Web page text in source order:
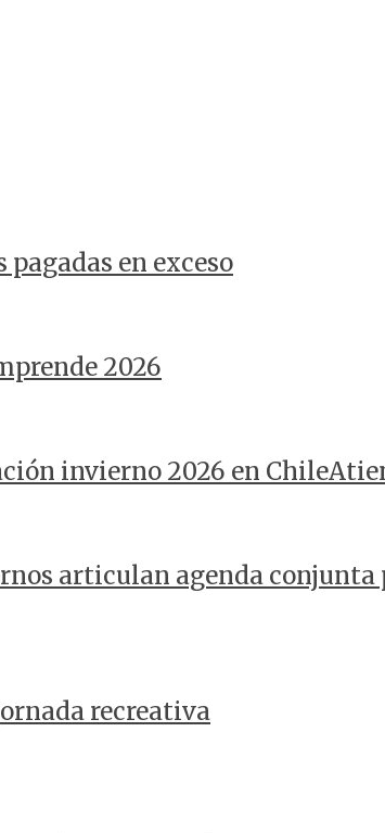
en exceso
2026
invierno 2026 en
articulan agenda
recreativa